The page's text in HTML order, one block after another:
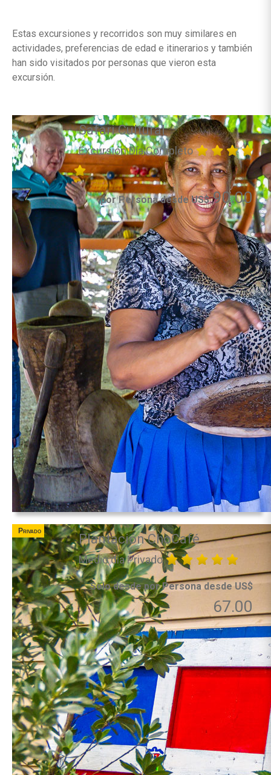
Estas excursiones y recorridos son muy similares en
actividades, preferencias de edad e itinerarios y también
han sido visitados por personas que vieron esta
excursión.
Safari Cultural
Excursión Día Completo
por Persona desde US$90.00
Privado
Plantación ChoCafé
Medio día Privado
Solo desde por Persona desde US$
67.00